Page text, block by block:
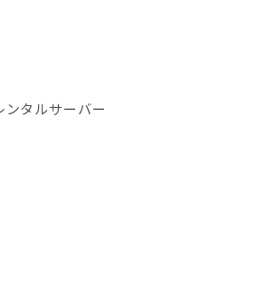
タルサーバー